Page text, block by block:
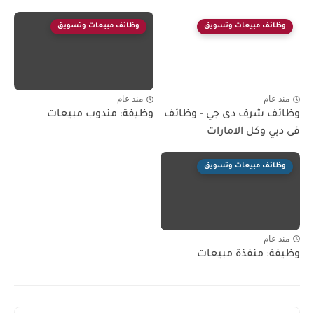
وظائف مبيعات وتسويق
منذ عام
وظائف شرف دى جي - وظائف
فى دبي وكل الامارات
وظائف مبيعات وتسويق
منذ عام
وظيفة: مندوب مبيعات
وظائف مبيعات وتسويق
منذ عام
وظيفة: منفذة مبيعات